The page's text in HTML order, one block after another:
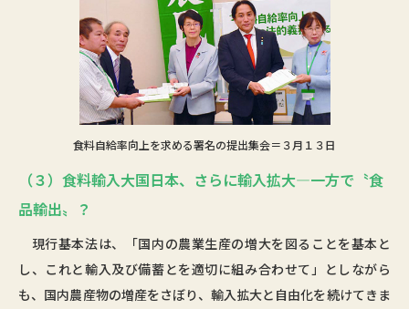
食料自給率向上を求める署名の提出集会＝３月１３日
（３）食料輸入大国日本、さらに輸入拡大―一方で〝食
品輸出〟？
現行基本法は、「国内の農業生産の増大を図ることを基本と
し、これと輸入及び備蓄とを適切に組み合わせて」としながら
も、国内農産物の増産をさぼり、輸入拡大と自由化を続けてきま